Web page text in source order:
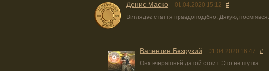
Денис Маско 01.04.2020 15:12 #
Виглядає стаття правдоподібно. Дякую, посміявся.
Валентин Безрукий 01.04.2020 16:47 #
Она вчерашней датой стоит. Это не шутка